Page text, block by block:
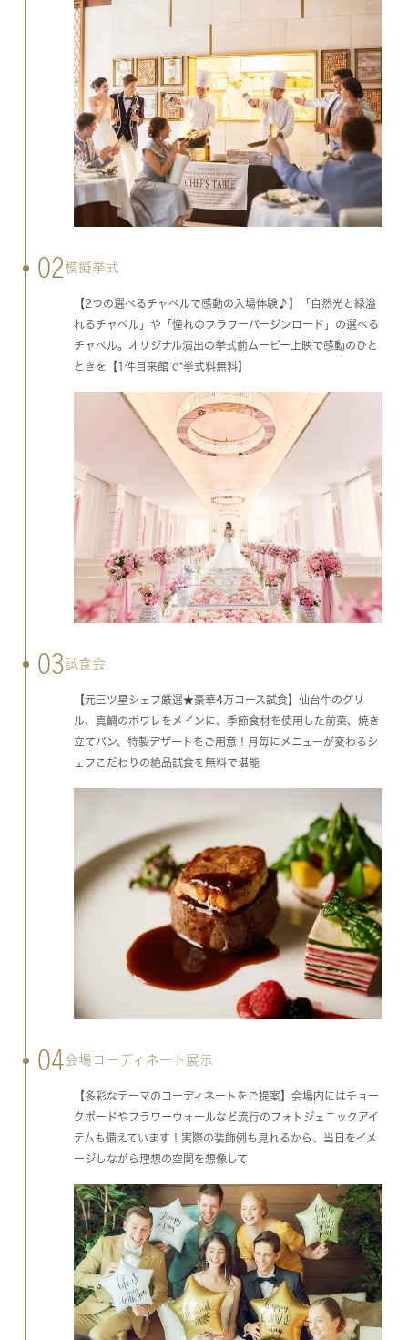
02模擬挙式
【2つの選べるチャペルで感動の入場体験♪】「自然光と緑溢
れるチャペル」や「憧れのフラワーバージンロード」の選べる
チャペル。オリジナル演出の挙式前ムービー上映で感動のひと
ときを【1件目来館で*挙式料無料】
03試食会
【元三ツ星シェフ厳選★豪華4万コース試食】仙台牛のグリ
ル、真鯛のポワレをメインに、季節食材を使用した前菜、焼き
立てパン、特製デザートをご用意！月毎にメニューが変わるシ
ェフこだわりの絶品試食を無料で堪能
04会場コーディネート展示
【多彩なテーマのコーディネートをご提案】会場内にはチョー
クボードやフラワーウォールなど流行のフォトジェニックアイ
テムも備えています！実際の装飾例も見れるから、当日をイメ
ージしながら理想の空間を想像して